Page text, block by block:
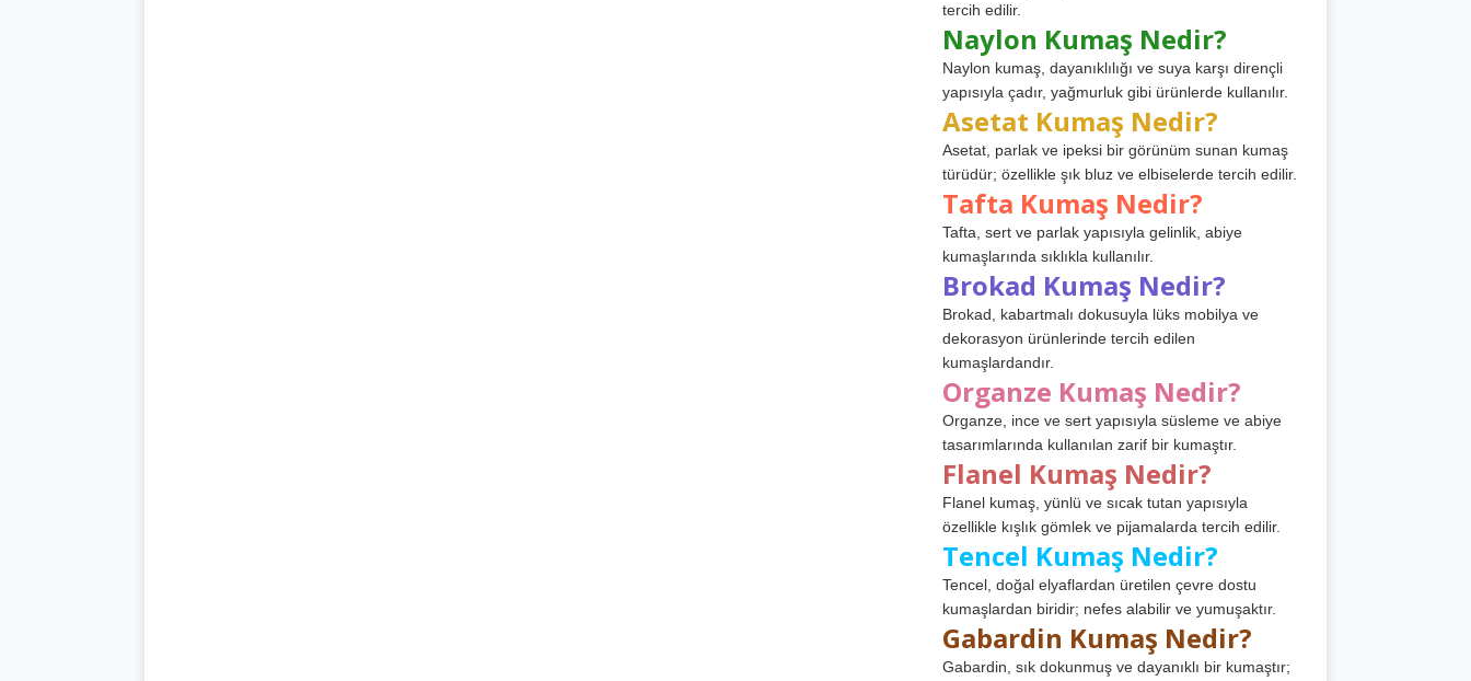
tercih edilir.
Naylon Kumaş Nedir?
Naylon kumaş, dayanıklılığı ve suya karşı dirençli
yapısıyla çadır, yağmurluk gibi ürünlerde kullanılır.
Asetat Kumaş Nedir?
Asetat, parlak ve ipeksi bir görünüm sunan kumaş
türüdür; özellikle şık bluz ve elbiselerde tercih edilir.
Tafta Kumaş Nedir?
Tafta, sert ve parlak yapısıyla gelinlik, abiye
kumaşlarında sıklıkla kullanılır.
Brokad Kumaş Nedir?
Brokad, kabartmalı dokusuyla lüks mobilya ve
dekorasyon ürünlerinde tercih edilen
kumaşlardandır.
Organze Kumaş Nedir?
Organze, ince ve sert yapısıyla süsleme ve abiye
tasarımlarında kullanılan zarif bir kumaştır.
Flanel Kumaş Nedir?
Flanel kumaş, yünlü ve sıcak tutan yapısıyla
özellikle kışlık gömlek ve pijamalarda tercih edilir.
Tencel Kumaş Nedir?
Tencel, doğal elyaflardan üretilen çevre dostu
kumaşlardan biridir; nefes alabilir ve yumuşaktır.
Gabardin Kumaş Nedir?
Gabardin, sık dokunmuş ve dayanıklı bir kumaştır;